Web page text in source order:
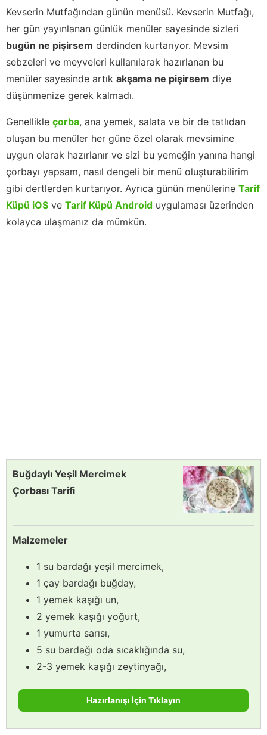
Kevserin Mutfağından günün menüsü. Kevserin Mutfağı,
her gün yayınlanan günlük menüler sayesinde sizleri
bugün ne pişirsem derdinden kurtarıyor. Mevsim
sebzeleri ve meyveleri kullanılarak hazırlanan bu
menüler sayesinde artık akşama ne pişirsem diye
düşünmenize gerek kalmadı.
Genellikle çorba, ana yemek, salata ve bir de tatlıdan
oluşan bu menüler her güne özel olarak mevsimine
uygun olarak hazırlanır ve sizi bu yemeğin yanına hangi
çorbayı yapsam, nasıl dengeli bir menü oluşturabilirim
gibi dertlerden kurtarıyor. Ayrıca günün menülerine Tarif
Küpü iOS ve Tarif Küpü Android uygulaması üzerinden
kolayca ulaşmanız da mümkün.
Buğdaylı Yeşil Mercimek
Çorbası Tarifi
Malzemeler
1 su bardağı yeşil mercimek,
1 çay bardağı buğday,
1 yemek kaşığı un,
2 yemek kaşığı yoğurt,
1 yumurta sarısı,
5 su bardağı oda sıcaklığında su,
2-3 yemek kaşığı zeytinyağı,
Hazırlanışı İçin Tıklayın